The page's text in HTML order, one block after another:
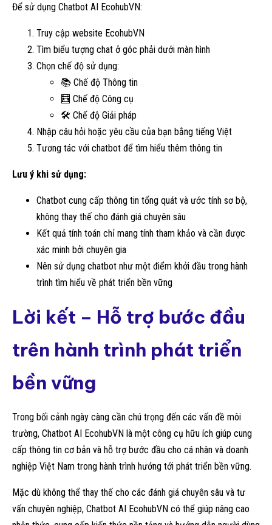
Để sử dụng Chatbot AI EcohubVN:
Truy cập website EcohubVN
Tìm biểu tượng chat ở góc phải dưới màn hình
Chọn chế độ sử dụng:
📚 Chế độ Thông tin
🧮 Chế độ Công cụ
🛠️ Chế độ Giải pháp
Nhập câu hỏi hoặc yêu cầu của bạn bằng tiếng Việt
Tương tác với chatbot để tìm hiểu thêm thông tin
Lưu ý khi sử dụng:
Chatbot cung cấp thông tin tổng quát và ước tính sơ bộ,
không thay thế cho đánh giá chuyên sâu
Kết quả tính toán chỉ mang tính tham khảo và cần được
xác minh bởi chuyên gia
Nên sử dụng chatbot như một điểm khởi đầu trong hành
trình tìm hiểu về phát triển bền vững
Lời kết – Hỗ trợ bước đầu
trên hành trình phát triển
bền vững
Trong bối cảnh ngày càng cần chú trọng đến các vấn đề môi
trường, Chatbot AI EcohubVN là một công cụ hữu ích giúp cung
cấp thông tin cơ bản và hỗ trợ bước đầu cho cá nhân và doanh
nghiệp Việt Nam trong hành trình hướng tới phát triển bền vững.
Mặc dù không thể thay thế cho các đánh giá chuyên sâu và tư
vấn chuyên nghiệp, Chatbot AI EcohubVN có thể giúp nâng cao